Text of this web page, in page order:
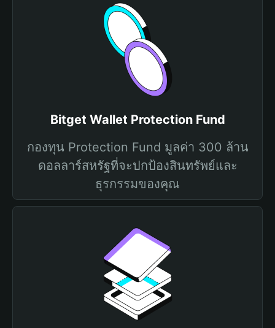
Bitget Wallet Protection Fund
กองทุน Protection Fund มูลค่า 300 ล้าน
ดอลลาร์สหรัฐที่จะปกป้องสินทรัพย์และ
ธุรกรรมของคุณ